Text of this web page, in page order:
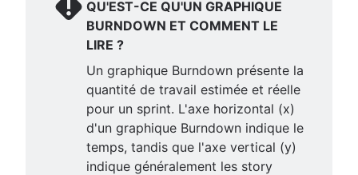
QU'EST-CE QU'UN GRAPHIQUE
BURNDOWN ET COMMENT LE
LIRE ?
Un graphique Burndown présente la
quantité de travail estimée et réelle
pour un sprint. L'axe horizontal (x)
d'un graphique Burndown indique le
temps, tandis que l'axe vertical (y)
indique généralement les story